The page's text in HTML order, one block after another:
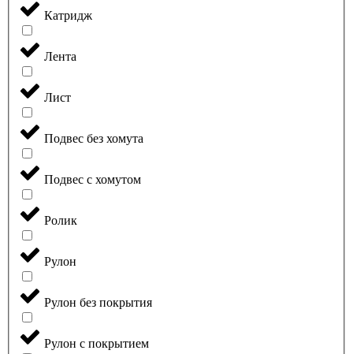
Катридж
Лента
Лист
Подвес без хомута
Подвес с хомутом
Ролик
Рулон
Рулон без покрытия
Рулон с покрытием